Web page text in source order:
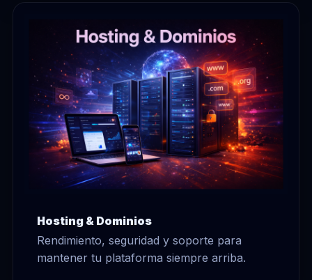
Hosting & Dominios
Rendimiento, seguridad y soporte para
mantener tu plataforma siempre arriba.